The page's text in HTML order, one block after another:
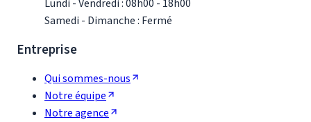
Lundi - Vendredi : 08h00 - 18h00
Samedi - Dimanche : Fermé
Entreprise
Qui sommes-nous
Notre équipe
Notre agence